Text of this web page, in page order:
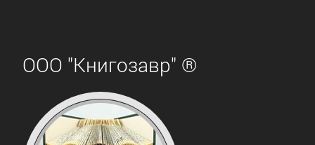
ООО "Книгозавр" ®